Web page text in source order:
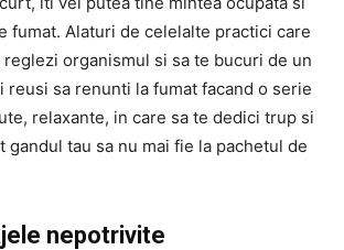
fumat. Alaturi de celelalte practici care
organismul si sa te bucuri de un
reusi sa renunti la fumat facand o serie
relaxante, in care sa te dedici trup si
gandul tau sa nu mai fie la pachetul de
nepotrivite